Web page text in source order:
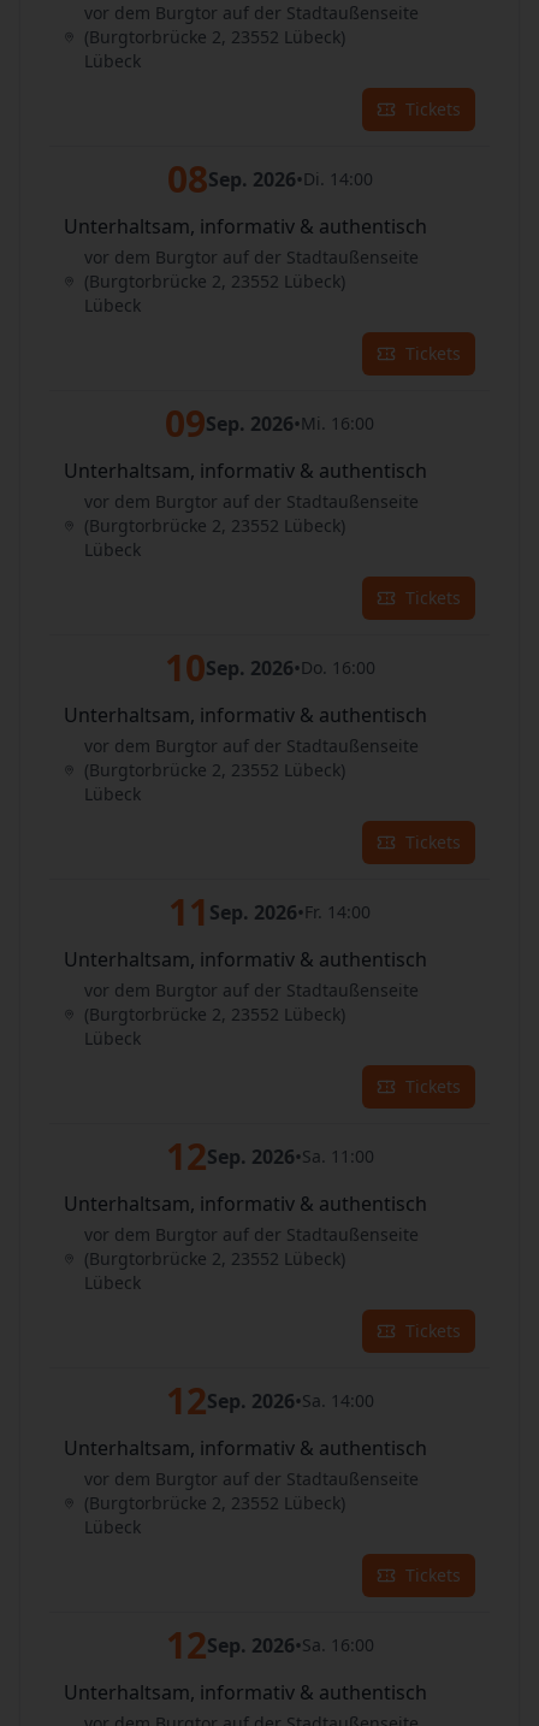
vor dem Burgtor auf der Stadtaußenseite
(Burgtorbrücke 2, 23552 Lübeck)
Lübeck
Tickets
08Sep. 2026•Di. 14:00
Unterhaltsam, informativ & authentisch
vor dem Burgtor auf der Stadtaußenseite
(Burgtorbrücke 2, 23552 Lübeck)
Lübeck
Tickets
09Sep. 2026•Mi. 16:00
Unterhaltsam, informativ & authentisch
vor dem Burgtor auf der Stadtaußenseite
(Burgtorbrücke 2, 23552 Lübeck)
Lübeck
Tickets
10Sep. 2026•Do. 16:00
Unterhaltsam, informativ & authentisch
vor dem Burgtor auf der Stadtaußenseite
(Burgtorbrücke 2, 23552 Lübeck)
Lübeck
Tickets
11 Sep. 2026•Fr. 14:00
Unterhaltsam, informativ & authentisch
vor dem Burgtor auf der Stadtaußenseite
(Burgtorbrücke 2, 23552 Lübeck)
Lübeck
Tickets
12Sep. 2026•Sa. 11:00
Unterhaltsam, informativ & authentisch
vor dem Burgtor auf der Stadtaußenseite
(Burgtorbrücke 2, 23552 Lübeck)
Lübeck
Tickets
12Sep. 2026•Sa. 14:00
Unterhaltsam, informativ & authentisch
vor dem Burgtor auf der Stadtaußenseite
(Burgtorbrücke 2, 23552 Lübeck)
Lübeck
Tickets
12Sep. 2026•Sa. 16:00
Unterhaltsam, informativ & authentisch